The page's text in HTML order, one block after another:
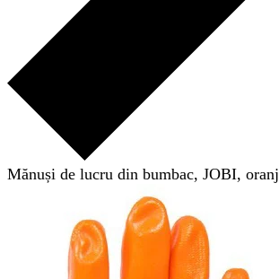
Mănuși de lucru din bumbac, JOBI, oranj